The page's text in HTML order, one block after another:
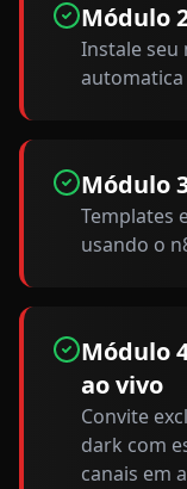
Módulo
Instale seu
automatica
Módulo
Templates
usando o
Módulo
ao vivo
Convite
dark com
canais em